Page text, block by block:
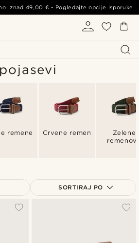
iznad 49,00 € - Pogledajte opcije isporuke
remene Crvene remen
Zelene
SORTIRAJ PO